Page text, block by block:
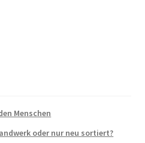
Menschen
oder nur neu sortiert?